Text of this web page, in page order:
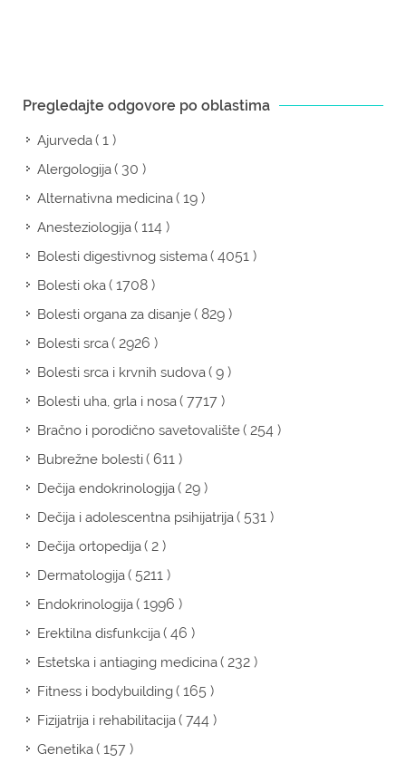
Pregledajte odgovore po oblastima
Ajurveda( 1 )
Alergologija( 30 )
Alternativna medicina( 19 )
Anesteziologija( 114 )
Bolesti digestivnog sistema( 4051 )
Bolesti oka( 1708 )
Bolesti organa za disanje( 829 )
Bolesti srca( 2926 )
Bolesti srca i krvnih sudova( 9 )
Bolesti uha, grla i nosa( 7717 )
Bračno i porodično savetovalište( 254 )
Bubrežne bolesti( 611 )
Dečija endokrinologija( 29 )
Dečija i adolescentna psihijatrija( 531 )
Dečija ortopedija( 2 )
Dermatologija( 5211 )
Endokrinologija( 1996 )
Erektilna disfunkcija( 46 )
Estetska i antiaging medicina( 232 )
Fitness i bodybuilding( 165 )
Fizijatrija i rehabilitacija( 744 )
Genetika( 157 )